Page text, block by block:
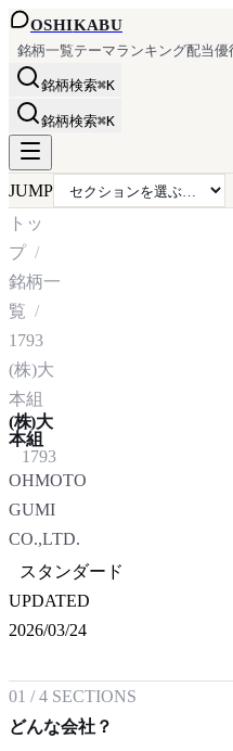
OSHIKABU
銘柄一覧テーマランキング配当優
銘柄検索⌘K
銘柄検索⌘K
JUMP
トッ
プ
銘柄一
覧
1793
(株)大
本組
(株)大
本組
1793
OHMOTO
GUMI
CO.,LTD.
スタンダード
UPDATED
2026/03/24
01 /4 SECTIONS
どんな会社？